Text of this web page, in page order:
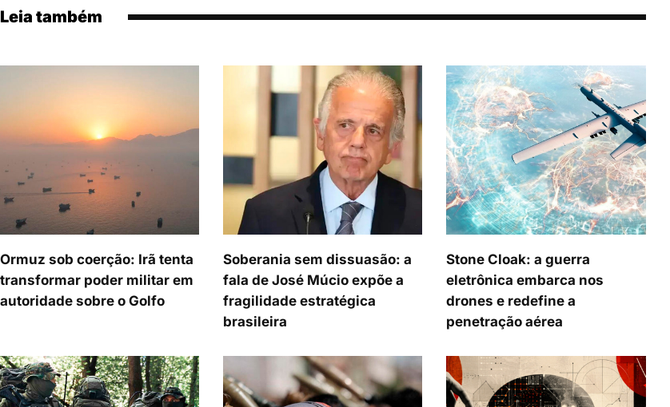
Leia também
Ormuz sob coerção: Irã tenta
transformar poder militar em
autoridade sobre o Golfo
Soberania sem dissuasão: a
fala de José Múcio expõe a
fragilidade estratégica
brasileira
Stone Cloak: a guerra
eletrônica embarca nos
drones e redefine a
penetração aérea